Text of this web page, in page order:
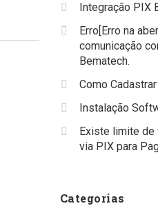
Integração PIX
Erro[Erro na
comunicação
Bematech.
Como
Instalação
Existe limite de
via PIX para
Categorias